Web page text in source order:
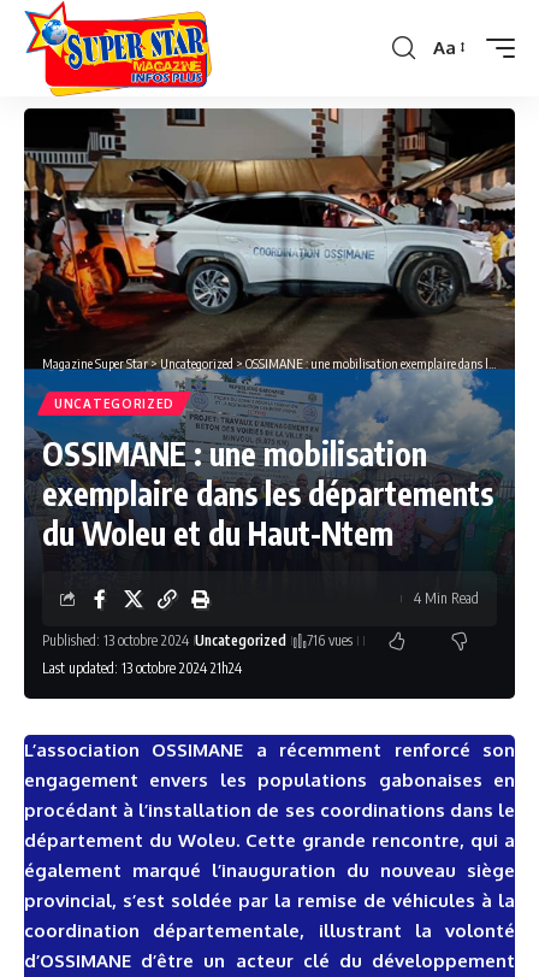
Font
Aa
Magazine Super Star>Uncategorized >OSSIMANE : une mobilisation exemplaire dans les départements du Woleu et du Haut-Ntem
UNCATEGORIZED
OSSIMANE : une mobilisation
exemplaire dans les départements
du Woleu et du Haut-Ntem
Last updated: 13 octobre 2024 21h24
Published: 13 octobre 2024 Uncategorized 716 vues
4 Min Read
L’association OSSIMANE a récemment renforcé son
engagement envers les populations gabonaises en
procédant à l’installation de ses coordinations dans le
département du Woleu. Cette grande rencontre, qui a
également marqué l’inauguration du nouveau siège
provincial, s’est soldée par la remise de véhicules à la
coordination départementale, illustrant la volonté
d’OSSIMANE d’être un acteur clé du développement